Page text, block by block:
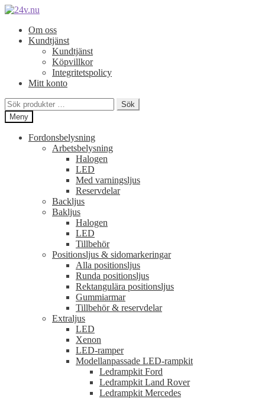
Hoppa
navigering
Hoppa
innehållOm oss
Kundtjänst
Kundtjänst
Köpvillkor
Integritetspolicy
Mitt konto
Sök
efter:
Sök
Meny
Fordonsbelysning
Arbetsbelysning
Halogen
LED
Med varningsljus
Reservdelar
Backljus
Bakljus
Halogen
LED
Tillbehör
Positionsljus & sidomarkeringar
Alla positionsljus
Runda positionsljus
Rektangulära positionsljus
Gummiarmar
Tillbehör & reservdelar
Extraljus
LED
Xenon
LED-ramper
Modellanpassade LED-rampkit
Ledrampkit Ford
Ledrampkit Land Rover
Ledrampkit Mercedes